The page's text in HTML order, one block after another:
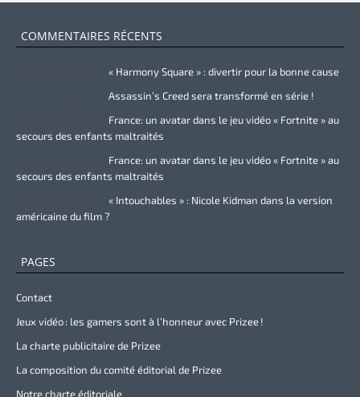
COMMENTAIRES RÉCENTS
« Harmony Square » : divertir pour la bonne cause
Assassin’s Creed sera transformé en série !
France: un avatar dans le jeu vidéo « Fortnite » au
secours des enfants maltraités
France: un avatar dans le jeu vidéo « Fortnite » au
secours des enfants maltraités
« Intouchables » : Nicole Kidman dans la version
américaine du film ?
PAGES
Contact
Jeux vidéo : les gamers sont à l’honneur avec Prizee !
La charte publicitaire de Prizee
La composition du comité éditorial de Prizee
Notre charte éditoriale